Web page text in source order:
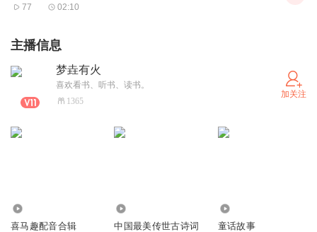
77 02:10
主播信息
梦垚有火
喜欢看书、听书、读书。
1365
加关注
喜马趣配音合辑
中国最美传世古诗词
童话故事